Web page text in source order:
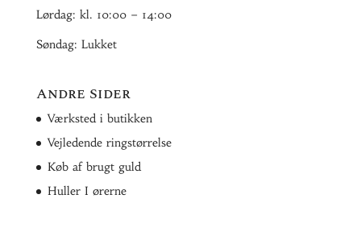
Lørdag: kl. 10:00 – 14:00
Søndag: Lukket
Andre Sider
Værksted i butikken
Vejledende ringstørrelse
Køb af brugt guld
Huller I ørerne